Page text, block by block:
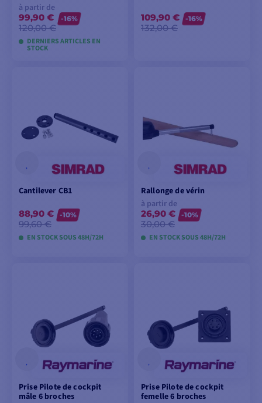
à partir de
99,90 €
120,00 €
-16%
DERNIERS ARTICLES EN
STOCK
109,90 €
132,00 €
-16%
Cantilever CB1
88,90 €
99,60 €
-10%
EN STOCK SOUS 48H/72H
Rallonge de vérin
à partir de
26,90 €
30,00 €
-10%
EN STOCK SOUS 48H/72H
Prise Pilote de cockpit
mâle 6 broches
Prise Pilote de cockpit
femelle 6 broches